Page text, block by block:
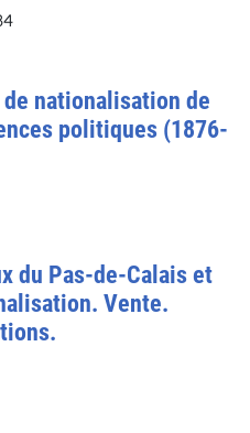
nationalisation de
politiques (1876-
du Pas-de-Calais et
Vente.